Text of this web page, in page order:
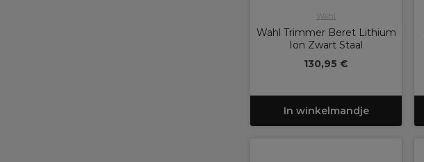
Wahl
Wahl Trimmer Beret Lithium
Ion Zwart Staal
130,95 €
In winkelmandje